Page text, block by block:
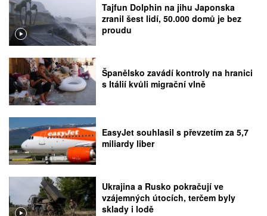
Tajfun Dolphin na jihu Japonska
zranil šest lidí, 50.000 domů je bez
proudu
Španělsko zavádí kontroly na hranici
s Itálií kvůli migrační vlně
EasyJet souhlasil s převzetím za 5,7
miliardy liber
Ukrajina a Rusko pokračují ve
vzájemných útocích, terčem byly
sklady i lodě